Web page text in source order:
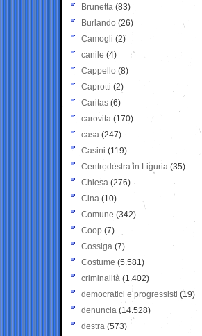
Brunetta (83)
Burlando (26)
Camogli (2)
canile (4)
Cappello (8)
Caprotti (2)
Caritas (6)
carovita (170)
casa (247)
Casini (119)
Centrodestra in Liguria (35)
Chiesa (276)
Cina (10)
Comune (342)
Coop (7)
Cossiga (7)
Costume (5.581)
criminalità (1.402)
democratici e progressisti (19)
denuncia (14.528)
destra (573)